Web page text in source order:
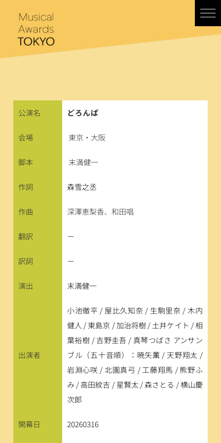
へ
公演名 どろんぱ
会場 東京・大阪
脚本 末満健一
作詞 森雪之丞
作曲 深澤恵梨香、和田唱
翻訳 －
訳詞 －
演出 末満健一
出演者
小池徹平 / 屋比久知奈 / 生駒里奈 / 木内
健人 / 東島京 / 加治将樹 / 土井ケイト / 相
葉裕樹 / 吉野圭吾 / 真琴つばさ アンサン
ブル（五十音順）：暁矢薫 / 天野翔太 /
岩淵心咲 / 北園真弓 / 工藤翔馬 / 熊野ふ
み / 高田紋吉 / 星賢太 / 森さとる / 横山慶
次郎
開幕日 20260316